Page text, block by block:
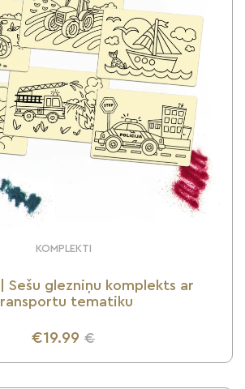
KOMPLEKTI
| Sešu glezniņu komplekts ar
tematiku
€19.99 €
UZZINI VAIRĀK